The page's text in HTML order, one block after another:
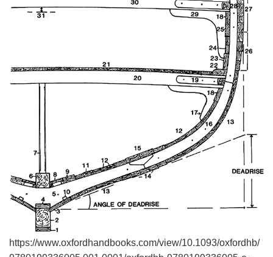
https://www.oxfordhandbooks.com/view/10.1093/oxfordhb/